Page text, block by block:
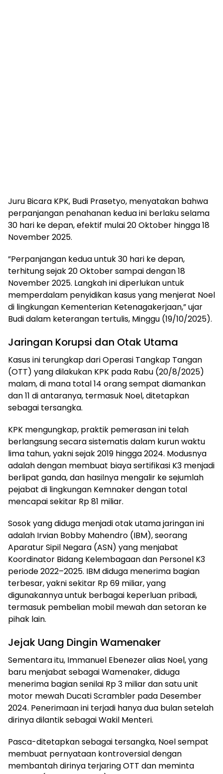
​Juru Bicara KPK, Budi Prasetyo, menyatakan bahwa
perpanjangan penahanan kedua ini berlaku selama
30 hari ke depan, efektif mulai 20 Oktober hingga 18
November 2025.
​”Perpanjangan kedua untuk 30 hari ke depan,
terhitung sejak 20 Oktober sampai dengan 18
November 2025. Langkah ini diperlukan untuk
memperdalam penyidikan kasus yang menjerat Noel
di lingkungan Kementerian Ketenagakerjaan,” ujar
Budi dalam keterangan tertulis, Minggu (19/10/2025).
​Jaringan Korupsi dan Otak Utama
​Kasus ini terungkap dari Operasi Tangkap Tangan
(OTT) yang dilakukan KPK pada Rabu (20/8/2025)
malam, di mana total 14 orang sempat diamankan
dan 11 di antaranya, termasuk Noel, ditetapkan
sebagai tersangka.
​KPK mengungkap, praktik pemerasan ini telah
berlangsung secara sistematis dalam kurun waktu
lima tahun, yakni sejak 2019 hingga 2024. Modusnya
adalah dengan membuat biaya sertifikasi K3 menjadi
berlipat ganda, dan hasilnya mengalir ke sejumlah
pejabat di lingkungan Kemnaker dengan total
mencapai sekitar Rp 81 miliar.
​Sosok yang diduga menjadi otak utama jaringan ini
adalah Irvian Bobby Mahendro (IBM), seorang
Aparatur Sipil Negara (ASN) yang menjabat
Koordinator Bidang Kelembagaan dan Personel K3
periode 2022–2025. IBM diduga menerima bagian
terbesar, yakni sekitar Rp 69 miliar, yang
digunakannya untuk berbagai keperluan pribadi,
termasuk pembelian mobil mewah dan setoran ke
pihak lain.
​Jejak Uang Dingin Wamenaker
​Sementara itu, Immanuel Ebenezer alias Noel, yang
baru menjabat sebagai Wamenaker, diduga
menerima bagian senilai Rp 3 miliar dan satu unit
motor mewah Ducati Scrambler pada Desember
2024. Penerimaan ini terjadi hanya dua bulan setelah
dirinya dilantik sebagai Wakil Menteri.
​Pasca-ditetapkan sebagai tersangka, Noel sempat
membuat pernyataan kontroversial dengan
membantah dirinya terjaring OTT dan meminta